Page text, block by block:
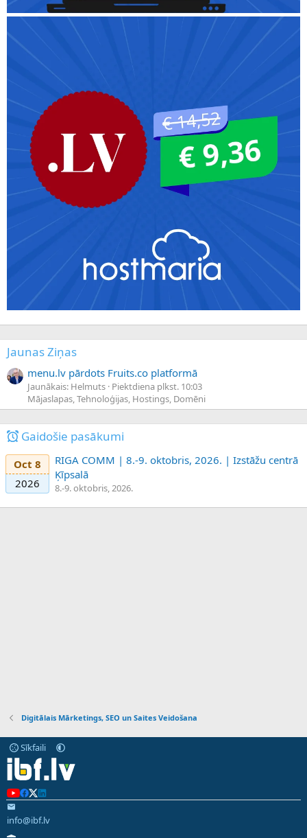
Jaunas Ziņas
menu.lv pārdots Fruits.co platformā
Jaunākais: Helmuts Piektdiena plkst. 10:03
Mājaslapas, Tehnoloģijas, Hostings, Domēni
Gaidošie pasākumi
Oct 8
2026
RIGA COMM | 8.-9. oktobris, 2026. | Izstāžu centrā
Ķīpsalā
8.-9. oktobris, 2026.
Digitālais Mārketings, SEO un Saites Veidošana
Sīkfaili
info@ibf.lv